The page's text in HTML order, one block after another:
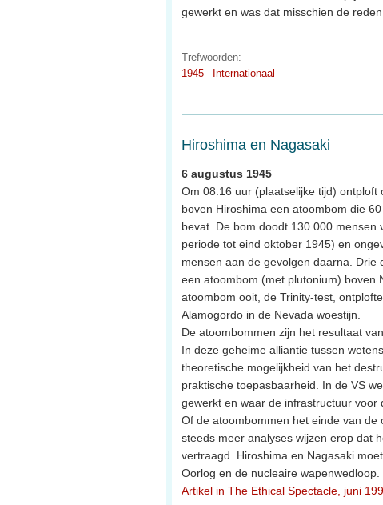
gewerkt en was dat misschien de
Trefwoorden:
1945
Internationaal
Hiroshima en Nagasaki
6 augustus 1945
Om 08.16 uur (plaatselijke tijd) ontploft
boven Hiroshima een atoombom die
bevat. De bom doodt 130.000 mensen
periode tot eind oktober 1945) en
mensen aan de gevolgen daarna. Drie
een atoombom (met plutonium) boven
atoombom ooit, de Trinity-test,
Alamogordo in de Nevada woestijn.
De atoombommen zijn het resultaat
In deze geheime alliantie tussen
theoretische mogelijkheid van het
praktische toepasbaarheid. In de VS
gewerkt en waar de infrastructuur voor
Of de atoombommen het einde van
steeds meer analyses wijzen erop dat
vertraagd. Hiroshima en Nagasaki
Oorlog en de nucleaire wapenwedloop.
Artikel in The Ethical Spectacle, juni